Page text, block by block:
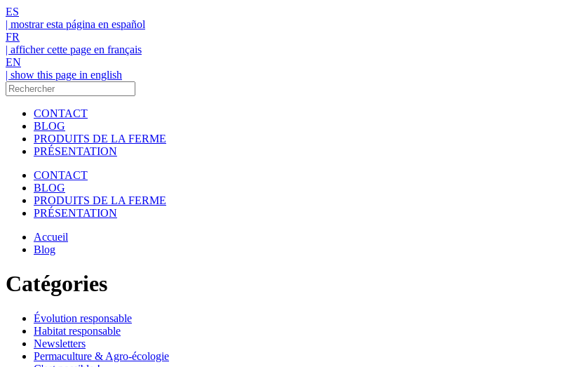
ES
| mostrar esta página en español
FR
| afficher cette page en français
EN
| show this page in english
CONTACT
BLOG
PRODUITS DE LA FERME
PRÉSENTATION
CONTACT
BLOG
PRODUITS DE LA FERME
PRÉSENTATION
Accueil
Blog
Catégories
Évolution responsable
Habitat responsable
Newsletters
Permaculture & Agro-écologie